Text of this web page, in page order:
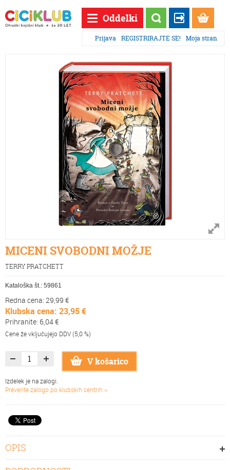
Oddelki
Prijava REGISTRIRAJTE SE! Moja stran
MICENI SVOBODNI MOŽJE
TERRY PRATCHETT
Kataloška št.: 59861
Redna cena: 29,99 €
Klubska cena: 23,95 €
Prihranite: 6,04 €
Cene že vključujejo DDV (5,0 %)
V košarico
Izdelek je na zalogi.
Preverite zalogo po klubskih centrih >
OPIS